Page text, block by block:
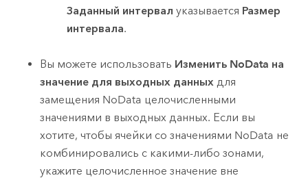
Заданный интервал указывается Размер
интервала.
Вы можете использовать Изменить NoData на
значение для выходных данных для
замещения NoData целочисленными
значениями в выходных данных. Если вы
хотите, чтобы ячейки со значениями NoData не
комбинировались с какими-либо зонами,
укажите целочисленное значение вне